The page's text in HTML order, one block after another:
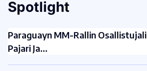
Spotlight
Paraguayn MM-Rallin
Pajari Ja…